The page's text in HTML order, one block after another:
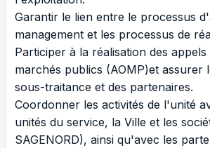
Garantir le lien entre le processus
management et les processus de
Participer à la réalisation des
marchés publics (AOMP)et assurer
sous-traitance et des partenaires.
Coordonner les activités de l'unité
unités du service, la Ville et les
SAGENORD), ainsi qu'avec les